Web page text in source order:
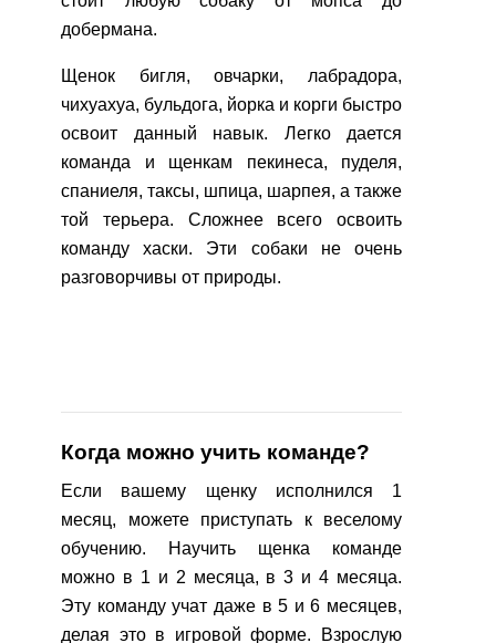
добермана.
Щенок бигля, овчарки, лабрадора,
чихуахуа, бульдога, йорка и корги быстро
освоит данный навык. Легко дается
команда и щенкам пекинеса, пуделя,
спаниеля, таксы, шпица, шарпея, а также
той терьера. Сложнее всего освоить
команду хаски. Эти собаки не очень
разговорчивы от природы.
Когда можно учить команде?
Если вашему щенку исполнился 1
месяц, можете приступать к веселому
обучению. Научить щенка команде
можно в 1 и 2 месяца, в 3 и 4 месяца.
Эту команду учат даже в 5 и 6 месяцев,
делая это в игровой форме. Взрослую